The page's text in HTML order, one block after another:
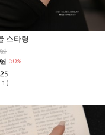
스타링
50%
1 )